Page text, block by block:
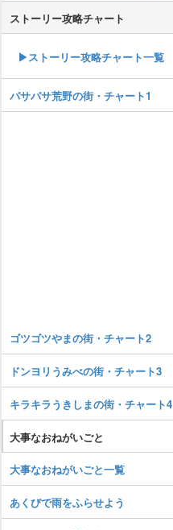
ストーリー攻略チャート
▶ストーリー攻略チャート一覧
パサパサ荒野の街・チャート1
ゴツゴツやまの街・チャート2
ドンヨリうみべの街・チャート3
キラキラうきしまの街・チャート4
大事なおねがいごと
大事なおねがいごと一覧
あくびで雨をふらせよう